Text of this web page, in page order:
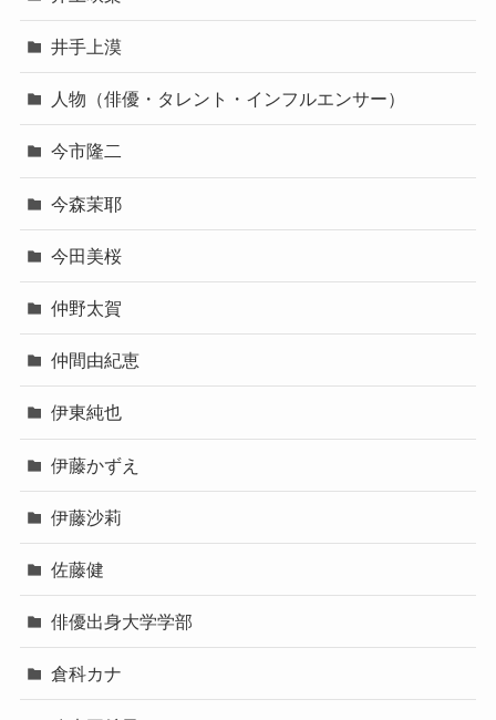
井手上漠
人物（俳優・タレント・インフルエンサー）
今市隆二
今森茉耶
今田美桜
仲野太賀
仲間由紀恵
伊東純也
伊藤かずえ
伊藤沙莉
佐藤健
俳優出身大学学部
倉科カナ